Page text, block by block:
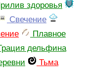
здоровья
Свечение
Плавное
дельфина
Тьма